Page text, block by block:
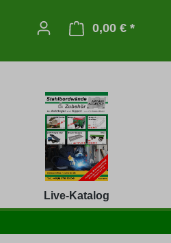
0,00 € *
Live-Katalog